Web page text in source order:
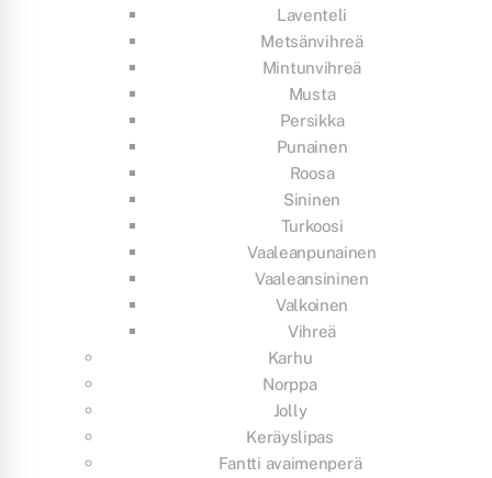
Laventeli
Metsänvihreä
Mintunvihreä
Musta
Persikka
Punainen
Roosa
Sininen
Turkoosi
Vaaleanpunainen
Vaaleansininen
Valkoinen
Vihreä
Karhu
Norppa
Jolly
Keräyslipas
Fantti avaimenperä